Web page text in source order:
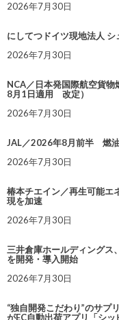
2026年7月30日
にしてつドイツ現地法人
2026年7月30日
NCA／日本発国際航空貨
8月1日適用 改定）
2026年7月30日
JAL／2026年8月前半 燃
2026年7月30日
椿本チエイン／再生可能エ
現を加速
2026年7月30日
三井倉庫ホールディングス
を開発・導入開始
2026年7月30日
“独自開発こだわり”のサプ
がEC自動出荷アプリ「シッ